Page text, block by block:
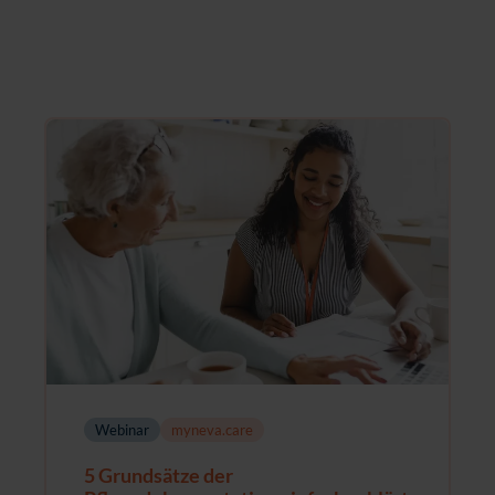
Webinar myneva.care
5 Grundsätze der